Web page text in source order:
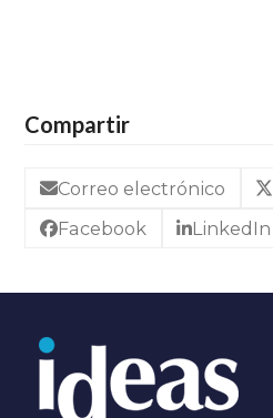
Compartir
Correo electrónico
Facebook
LinkedIn